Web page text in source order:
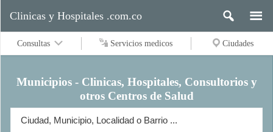
medicos
Clinicas y Hospitales .com.co
Consultas Servicios medicos Ciudades
Municipios - Clinicas, Hospitales, Consultorios y
otros Centros de Salud